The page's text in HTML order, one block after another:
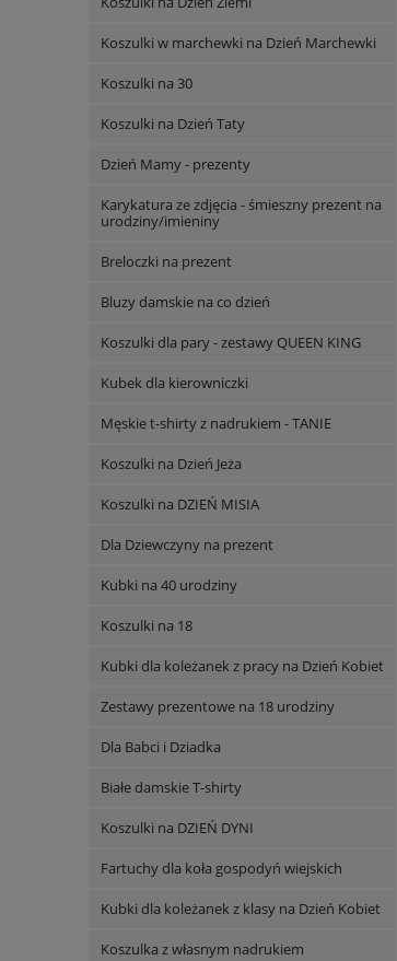
Koszulki w marchewki na Dzień Marchewki
Koszulki na 30
Koszulki na Dzień Taty
Dzień Mamy - prezenty
Karykatura ze zdjęcia - śmieszny prezent na
urodziny/imieniny
Breloczki na prezent
Bluzy damskie na co dzień
Koszulki dla pary - zestawy QUEEN KING
Kubek dla kierowniczki
Męskie t-shirty z nadrukiem - TANIE
Koszulki na Dzień Jeża
Koszulki na DZIEŃ MISIA
Dla Dziewczyny na prezent
Kubki na 40 urodziny
Koszulki na 18
Kubki dla koleżanek z pracy na Dzień Kobiet
Zestawy prezentowe na 18 urodziny
Dla Babci i Dziadka
Białe damskie T-shirty
Koszulki na DZIEŃ DYNI
Fartuchy dla koła gospodyń wiejskich
Kubki dla koleżanek z klasy na Dzień Kobiet
Koszulka z własnym nadrukiem